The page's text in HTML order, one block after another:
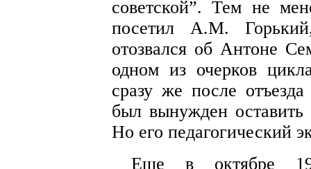
советской”. Тем не
посетил А.М.
отозвался об Антоне
одном из очерков
сразу же после
был вынужден оставить
Но его педагогический
Еще в октябре